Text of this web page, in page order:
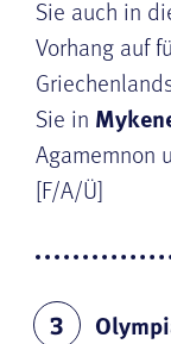
Sie auch in
Vorhang auf
Sie in
Agamemnon
[F/A/Ü]
3